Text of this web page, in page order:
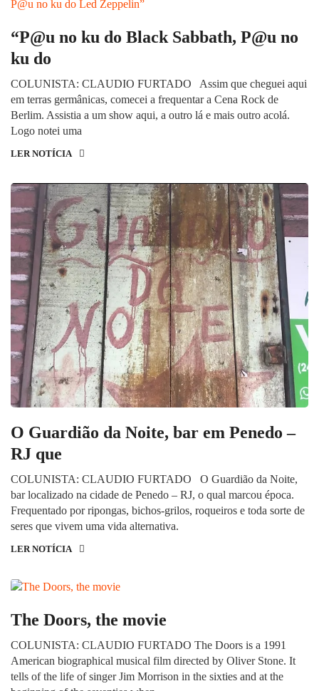
“P@u no ku do Black Sabbath, P@u no
ku do
COLUNISTA: CLAUDIO FURTADO Assim que cheguei aqui
em terras germânicas, comecei a frequentar a Cena Rock de
Berlim. Assistia a um show aqui, a outro lá e mais outro acolá.
Logo notei uma
LER NOTÍCIA
O Guardião da Noite, bar em Penedo –
RJ que
COLUNISTA: CLAUDIO FURTADO O Guardião da Noite,
bar localizado na cidade de Penedo – RJ, o qual marcou época.
Frequentado por ripongas, bichos-grilos, roqueiros e toda sorte de
seres que vivem uma vida alternativa.
LER NOTÍCIA
The Doors, the movie
COLUNISTA: CLAUDIO FURTADO The Doors is a 1991
American biographical musical film directed by Oliver Stone. It
tells of the life of singer Jim Morrison in the sixties and at the